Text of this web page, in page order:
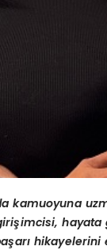
kamuoyuna